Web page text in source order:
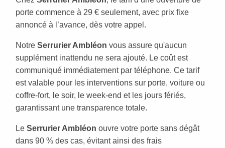
porte commence à 29 € seulement, avec prix fixe
annoncé à l’avance, dès votre appel.
Notre Serrurier Ambléon vous assure qu'aucun
supplément inattendu ne sera ajouté. Le coût est
communiqué immédiatement par téléphone. Ce tarif
est valable pour les interventions sur porte, voiture ou
coffre-fort, le soir, le week-end et les jours fériés,
garantissant une transparence totale.
Le Serrurier Ambléon ouvre votre porte sans dégât
dans 90 % des cas, évitant ainsi des frais